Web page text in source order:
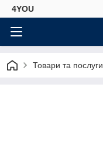
4YOU
Товари та послуги